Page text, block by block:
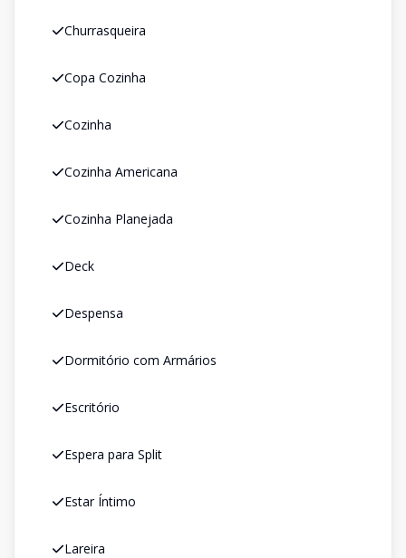
Churrasqueira
Copa Cozinha
Cozinha
Cozinha Americana
Cozinha Planejada
Deck
Despensa
Dormitório com Armários
Escritório
Espera para Split
Estar Íntimo
Lareira